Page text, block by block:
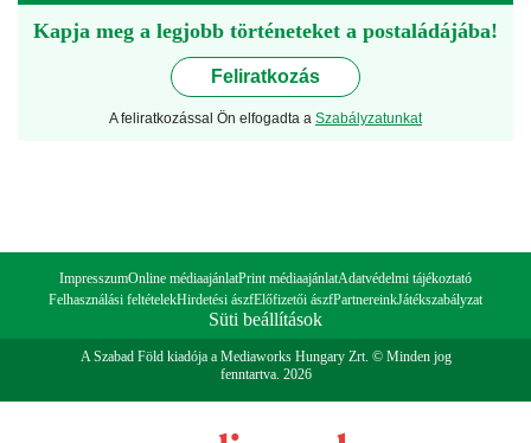
Kapja meg a legjobb történeteket a postaládájába!
Feliratkozás
A feliratkozással Ön elfogadta a Szabályzatunkat
ImpresszumOnline médiaajánlatPrint médiaajánlatAdatvédelmi tájékoztató
Felhasználási feltételekHirdetési ászfElőfizetői ászfPartnereinkJátékszabályzat
Süti beállítások
A Szabad Föld kiadója a Mediaworks Hungary Zrt. © Minden jog
fenntartva. 2026